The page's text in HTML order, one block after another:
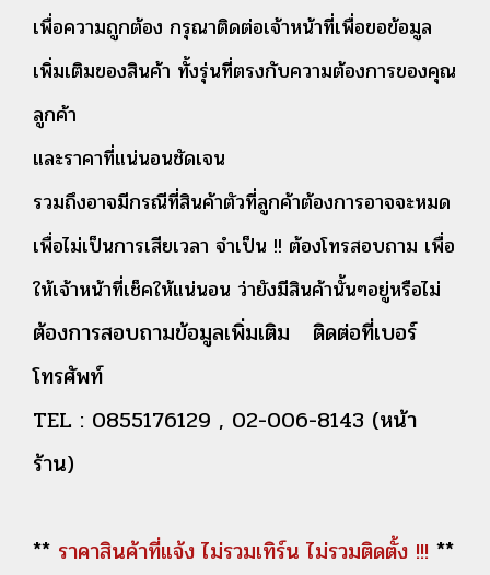
เพื่อความถูกต้อง กรุณาติดต่อเจ้าหน้าที่เพื่อขอข้อมูล
เพิ่มเติมของสินค้า ทั้งรุ่นที่ตรงกับความต้องการของคุณ
ลูกค้า
และราคาที่แน่นอนชัดเจน
รวมถึงอาจมีกรณีที่สินค้าตัวที่ลูกค้าต้องการอาจจะหมด
เพื่อไม่เป็นการเสียเวลา จำเป็น !! ต้องโทรสอบถาม เพื่อ
ให้เจ้าหน้าที่เช็คให้แน่นอน ว่ายังมีสินค้านั้นๆอยู่หรือไม่
ต้องการสอบถามข้อมูลเพิ่มเติม ติดต่อที่เบอร์
โทรศัพท์
TEL : 0855176129 , 02-006-8143 (หน้า
ร้าน)
** ราคาสินค้าที่แจ้ง ไม่รวมเทิร์น ไม่รวมติดตั้ง !!! **